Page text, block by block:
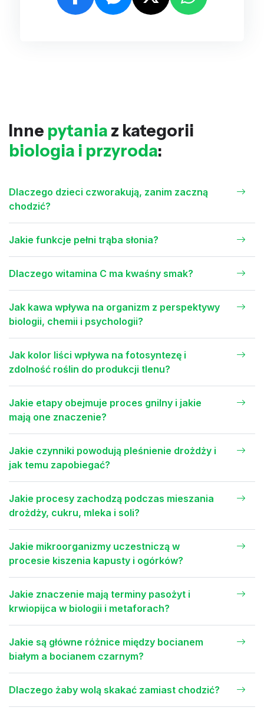
Inne pytania z kategorii
biologia i przyroda:
Dlaczego dzieci czworakują, zanim zaczną
chodzić?
Jakie funkcje pełni trąba słonia?
Dlaczego witamina C ma kwaśny smak?
Jak kawa wpływa na organizm z perspektywy
biologii, chemii i psychologii?
Jak kolor liści wpływa na fotosyntezę i
zdolność roślin do produkcji tlenu?
Jakie etapy obejmuje proces gnilny i jakie
mają one znaczenie?
Jakie czynniki powodują pleśnienie drożdży i
jak temu zapobiegać?
Jakie procesy zachodzą podczas mieszania
drożdży, cukru, mleka i soli?
Jakie mikroorganizmy uczestniczą w
procesie kiszenia kapusty i ogórków?
Jakie znaczenie mają terminy pasożyt i
krwiopijca w biologii i metaforach?
Jakie są główne różnice między bocianem
białym a bocianem czarnym?
Dlaczego żaby wolą skakać zamiast chodzić?